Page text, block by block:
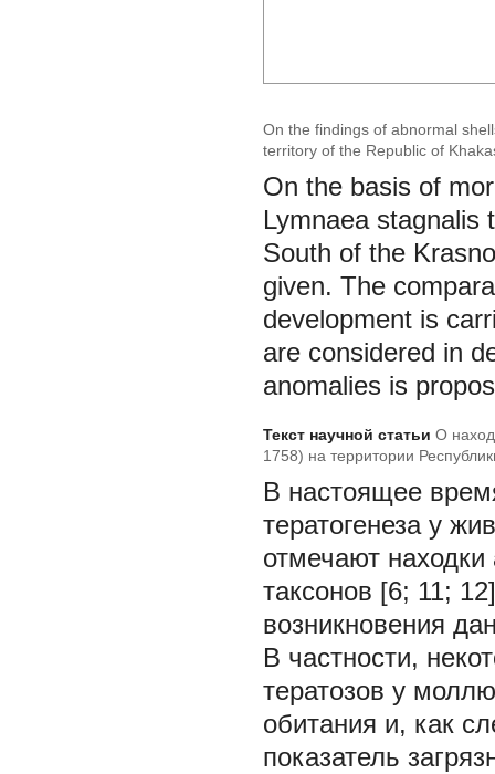
On the findings of abnormal
territory of the Republic of
On the basis of
Lymnaea stagnalis
South of the
given. The
development is
are considered in
anomalies is
Текст научной статьи О
1758) на территории
В настоящее
тератогенеза у
отмечают
таксонов [6; 11;
возникновения
В частности,
тератозов у
обитания и, как
показатель